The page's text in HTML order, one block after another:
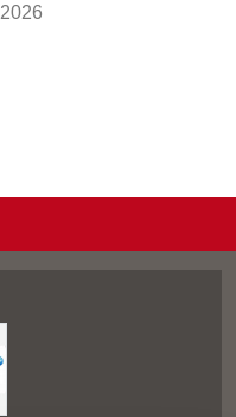
2026